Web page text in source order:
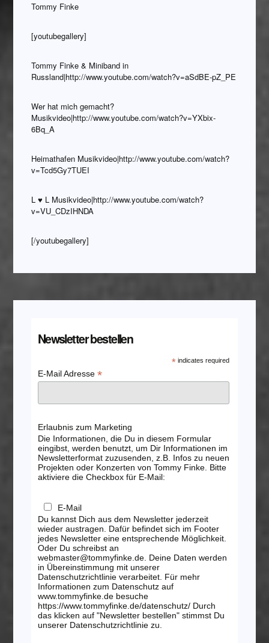
Tommy Finke
[youtubegallery]
Tommy Finke & Miniband in
Russland|http://www.youtube.com/watch?v=aSdBE-pZ_PE
Wer hat mich gemacht?
Musikvideo|http://www.youtube.com/watch?v=YXbix-
6Bq_A
Heimathafen Musikvideo|http://www.youtube.com/watch?
v=Tcd5Gy7TUEI
L ♥ L Musikvideo|http://www.youtube.com/watch?
v=VU_CDzIHNDA
[/youtubegallery]
Newsletter bestellen
* indicates required
E-Mail Adresse *
Erlaubnis zum Marketing
Die Informationen, die Du in diesem Formular
eingibst, werden benutzt, um Dir Informationen im
Newsletterformat zuzusenden, z.B. Infos zu neuen
Projekten oder Konzerten von Tommy Finke. Bitte
aktiviere die Checkbox für E-Mail:
E-Mail
Du kannst Dich aus dem Newsletter jederzeit
wieder austragen. Dafür befindet sich im Footer
jedes Newsletter eine entsprechende Möglichkeit.
Oder Du schreibst an
webmaster@tommyfinke.de. Deine Daten werden
in Übereinstimmung mit unserer
Datenschutzrichtlinie verarbeitet. Für mehr
Informationen zum Datenschutz auf
www.tommyfinke.de besuche
https://www.tommyfinke.de/datenschutz/ Durch
das klicken auf "Newsletter bestellen" stimmst Du
unserer Datenschutzrichtlinie zu.